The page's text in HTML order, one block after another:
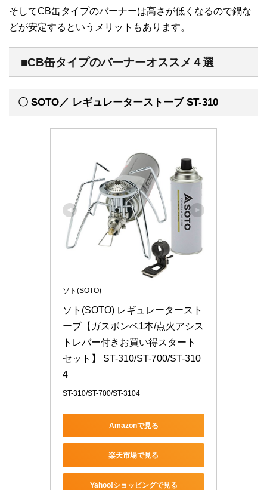
そしてCB缶タイプのバーナーは高さが低くなるので鍋な
どが安定するというメリットもあります。
■CB缶タイプのバーナーオススメ４選
〇 SOTO／ レギュレーターストーブ ST-310
ソト(SOTO)
ソト(SOTO) レギュレータースト
ーブ【ガスボンベ1本/点火アシス
トレバー付きお買い得スタート
セット】 ST-310/ST-700/ST-310
4
ST-310/ST-700/ST-3104
Amazonで見る
楽天市場で見る
Yahoo!ショッピングで見る